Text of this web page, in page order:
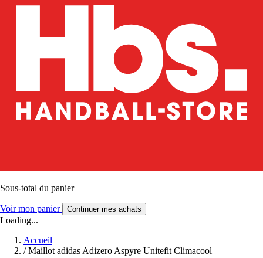
Sous-total du panier
Voir mon panier Continuer mes achats
Loading...
Accueil
/ Maillot adidas Adizero Aspyre Unitefit Climacool